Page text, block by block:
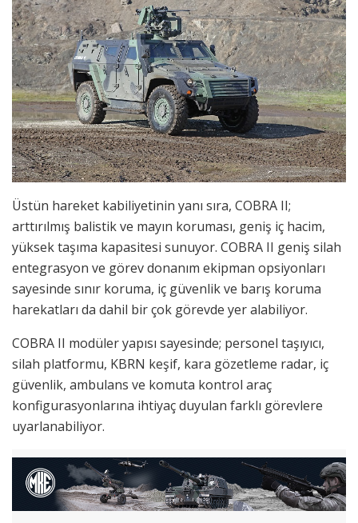
Üstün hareket kabiliyetinin yanı sıra, COBRA II;
arttırılmış balistik ve mayın koruması, geniş iç hacim,
yüksek taşıma kapasitesi sunuyor. COBRA II geniş silah
entegrasyon ve görev donanım ekipman opsiyonları
sayesinde sınır koruma, iç güvenlik ve barış koruma
harekatları da dahil bir çok görevde yer alabiliyor.
COBRA II modüler yapısı sayesinde; personel taşıyıcı,
silah platformu, KBRN keşif, kara gözetleme radar, iç
güvenlik, ambulans ve komuta kontrol araç
konfigurasyonlarına ihtiyaç duyulan farklı görevlere
uyarlanabiliyor.